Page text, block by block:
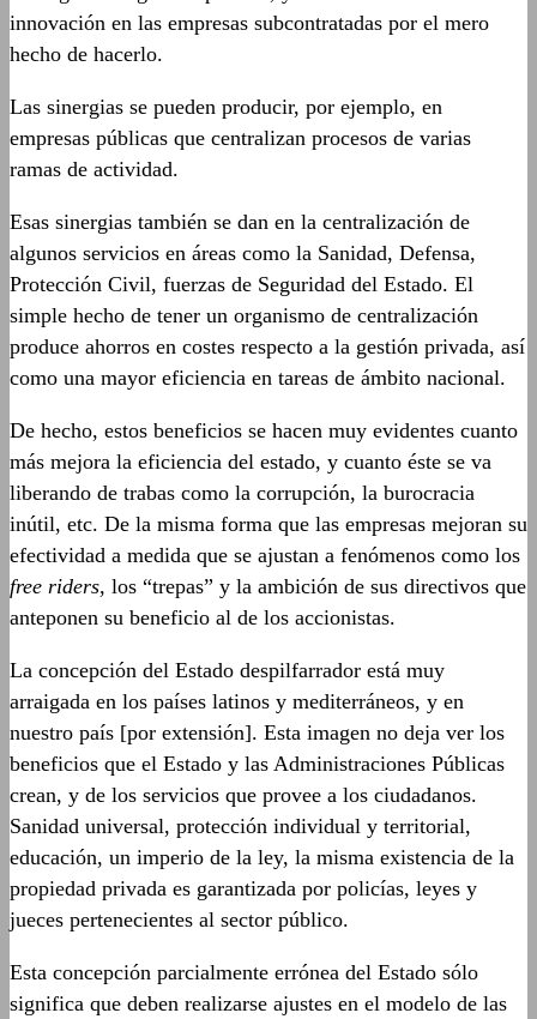
innovación en las empresas subcontratadas por el mero
hecho de hacerlo.
Las sinergias se pueden producir, por ejemplo, en
empresas públicas que centralizan procesos de varias
ramas de actividad.
Esas sinergias también se dan en la centralización de
algunos servicios en áreas como la Sanidad, Defensa,
Protección Civil, fuerzas de Seguridad del Estado. El
simple hecho de tener un organismo de centralización
produce ahorros en costes respecto a la gestión privada, así
como una mayor eficiencia en tareas de ámbito nacional.
De hecho, estos beneficios se hacen muy evidentes cuanto
más mejora la eficiencia del estado, y cuanto éste se va
liberando de trabas como la corrupción, la burocracia
inútil, etc. De la misma forma que las empresas mejoran su
efectividad a medida que se ajustan a fenómenos como los
free riders, los “trepas” y la ambición de sus directivos que
anteponen su beneficio al de los accionistas.
La concepción del Estado despilfarrador está muy
arraigada en los países latinos y mediterráneos, y en
nuestro país [por extensión]. Esta imagen no deja ver los
beneficios que el Estado y las Administraciones Públicas
crean, y de los servicios que provee a los ciudadanos.
Sanidad universal, protección individual y territorial,
educación, un imperio de la ley, la misma existencia de la
propiedad privada es garantizada por policías, leyes y
jueces pertenecientes al sector público.
Esta concepción parcialmente errónea del Estado sólo
significa que deben realizarse ajustes en el modelo de las